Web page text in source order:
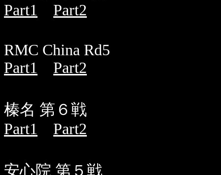
Part1
Part2
RMC China Rd5
Part1
Part2
榛名 第６戦
Part1
Part2
安心院 第５戦